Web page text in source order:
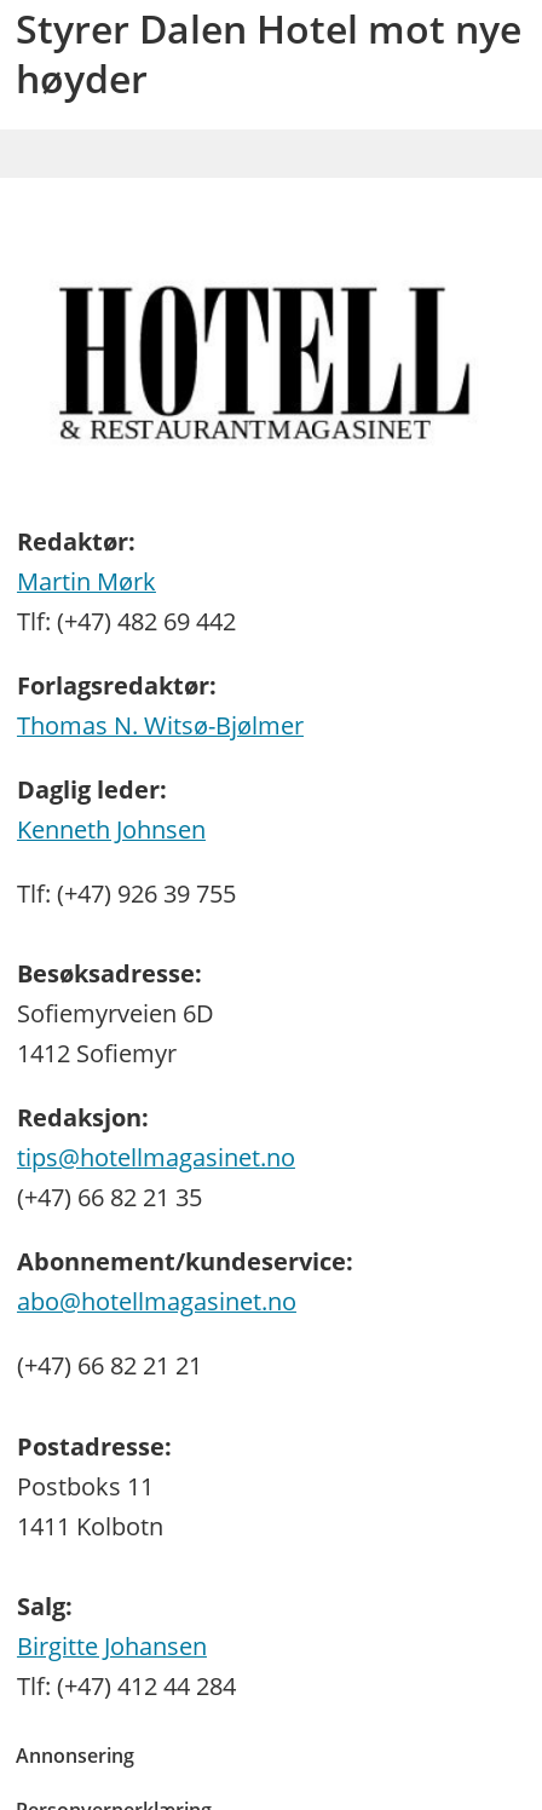
Styrer Dalen Hotel mot nye
høyder
Redaktør:
Martin Mørk
Tlf: (+47) 482 69 442
Forlagsredaktør:
Thomas N. Witsø-Bjølmer
Daglig leder:
Kenneth Johnsen
Tlf: (+47) 926 39 755
Besøksadresse:
Sofiemyrveien 6D
1412 Sofiemyr
Redaksjon:
tips@hotellmagasinet.no
(+47) 66 82 21 35
Abonnement/kundeservice:
abo@hotellmagasinet.no
(+47) 66 82 21 21
Postadresse:
Postboks 11
1411 Kolbotn
Salg:
Birgitte Johansen
Tlf: (+47) 412 44 284
Annonsering